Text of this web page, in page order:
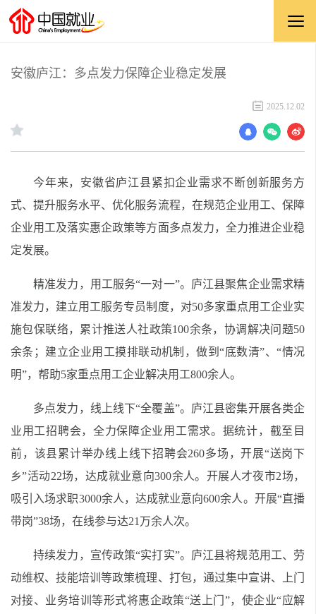
安徽庐江：多点发力保障企业稳定发展
2025.12.02
今年来，安徽省庐江县紧扣企业需求不断创新服务方
式、提升服务水平、优化服务流程，在规范企业用工、保障
企业用工及落实惠企政策等方面多点发力，全力推进企业稳
定发展。
精准发力，用工服务“一对一”。庐江县聚焦企业需求精
准发力，建立用工服务专员制度，对50多家重点用工企业实
施包保联络，累计推送人社政策100余条，协调解决问题50
余条；建立企业用工摸排联动机制，做到“底数清”、“情况
明”，帮助5家重点用工企业解决用工800余人。
多点发力，线上线下“全覆盖”。庐江县密集开展各类企
业用工招聘会，全力保障企业用工需求。据统计，截至目
前，该县累计举办线上线下招聘会260多场，开展“送岗下
乡”活动22场，达成就业意向300余人。开展人才夜市2场，
吸引入场求职3000余人，达成就业意向600余人。开展“直播
带岗”38场，在线参与达21万余人次。
持续发力，宣传政策“实打实”。庐江县将规范用工、劳
动维权、技能培训等政策梳理、打包，通过集中宣讲、上门
对接、业务培训等形式将惠企政策“送上门”，使企业“应解